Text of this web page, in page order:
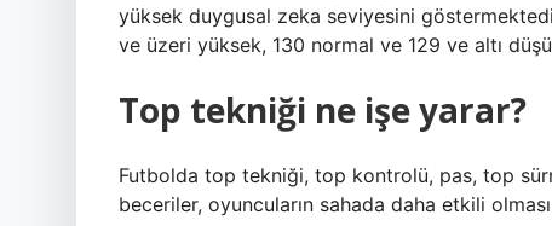
yüksek duygusal zeka seviyesini
ve üzeri yüksek, 130 normal ve 129 ve altı
Top tekniği ne işe yarar?
Futbolda top tekniği, top kontrolü, pas, top
beceriler, oyuncuların sahada daha etkili